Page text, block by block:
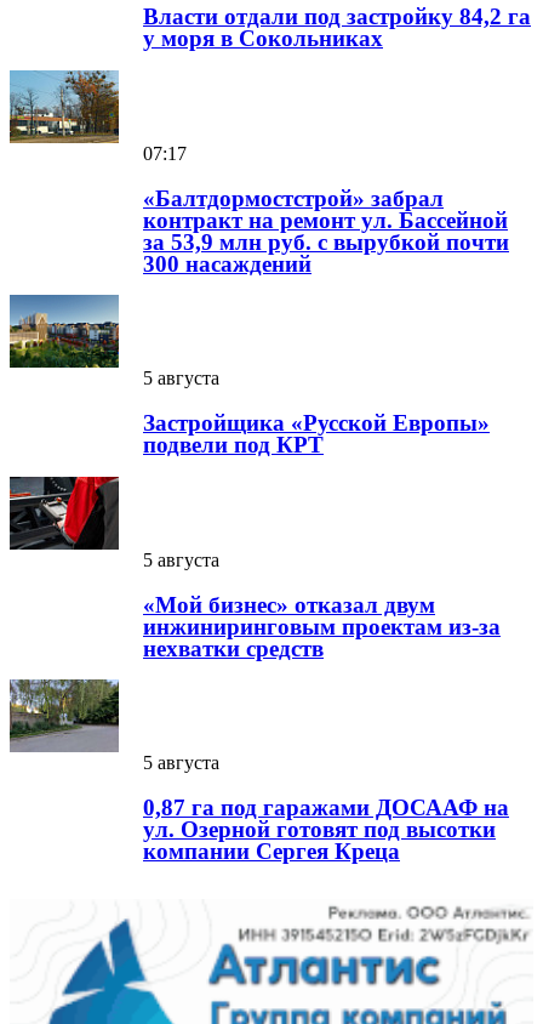
Власти отдали под застройку 84,2 га
у моря в Сокольниках
07:17
«Балтдормостстрой» забрал
контракт на ремонт ул. Бассейной
за 53,9 млн руб. с вырубкой почти
300 насаждений
5 августа
Застройщика «Русской Европы»
подвели под КРТ
5 августа
«Мой бизнес» отказал двум
инжиниринговым проектам из-за
нехватки средств
5 августа
0,87 га под гаражами ДОСААФ на
ул. Озерной готовят под высотки
компании Сергея Креца